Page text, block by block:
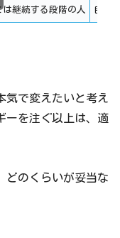
継続する段階の人 自分
気で変えたいと考え
ーを注ぐ以上は、適
どのくらいが妥当な